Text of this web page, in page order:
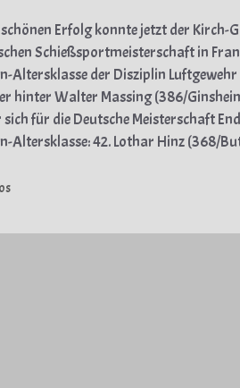
schönen Erfolg konnte jetzt der Kirch-
Schießsportmeisterschaft in
Altersklasse der Disziplin
hinter Walter Massing (386/
sich für die Deutsche Meisterschaft
Altersklasse: 42. Lothar Hinz (368/